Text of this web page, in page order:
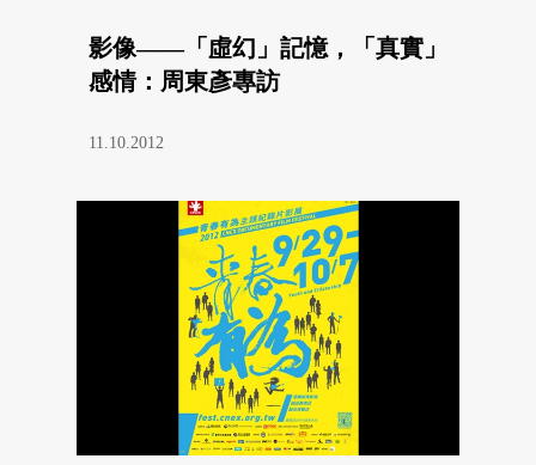
影像——「虛幻」記憶，「真實」
感情：周東彥專訪
11.10.2012